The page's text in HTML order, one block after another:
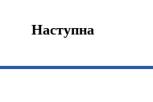
Наступна